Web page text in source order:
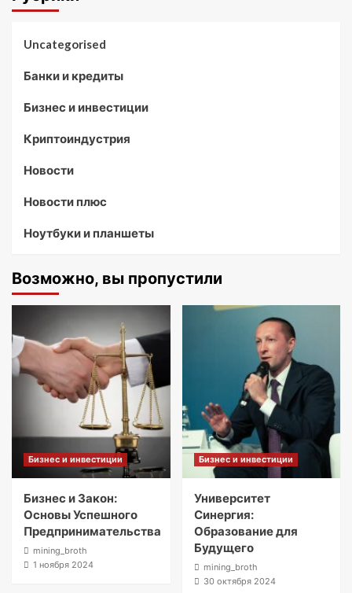
Uncategorised
Банки и кредиты
Бизнес и инвестиции
Криптоиндустрия
Новости
Новости плюс
Ноутбуки и планшеты
Возможно, вы пропустили
Бизнес и инвестиции
Бизнес и Закон:
Основы Успешного
Предпринимательства
mining_broth
1 ноября 2024
Бизнес и инвестиции
Университет
Синергия:
Образование для
Будущего
mining_broth
30 октября 2024